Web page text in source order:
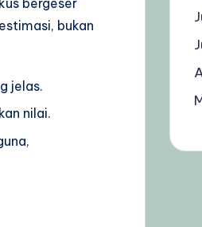
bukan
jelas.
nilai.